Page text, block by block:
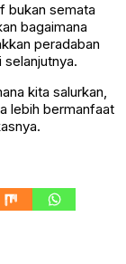
bukan semata
bagaimana
peradaban
kita salurkan,
lebih bermanfaat